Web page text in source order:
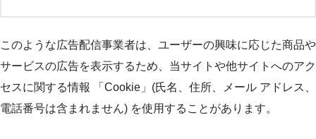
このような広告配信事業者は、ユーザーの興味に応じた商品や
サービスの広告を表示するため、当サイトや他サイトへのアク
セスに関する情報 「Cookie」(氏名、住所、メール アドレス、
電話番号は含まれません) を使用することがあります。